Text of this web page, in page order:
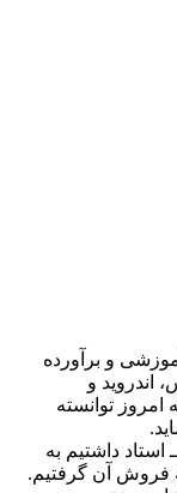
و برآورده
اندروید و
توانسته
استاد داشتیم به
فروش آن گرفتیم.